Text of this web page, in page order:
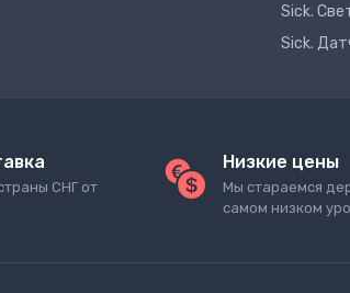
Sick.
Sick.
СНГ от
Низкие цены
Мы стараемся
самом низком